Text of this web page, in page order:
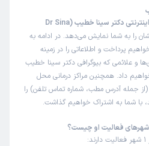
این صفحه مثل سایت نوبت‌دهی اینترنتی دکتر سینا خطیب (Dr Sina
را به شما نمایش می‌دهد. در ادامه به
پرداخت و اطلاعاتی را در زمینه
و علائمی که بیوگرافی دکتر سینا خطیب
داد. همچنین مراکز درمانی محل
جمله آدرس مطب، شماره تماس تلفن) را
با شما به اشتراک خواهیم گذاشت.
فعالیت او چیست؟